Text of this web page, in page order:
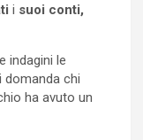
i suoi conti,
indagini le
domanda chi
ha avuto un